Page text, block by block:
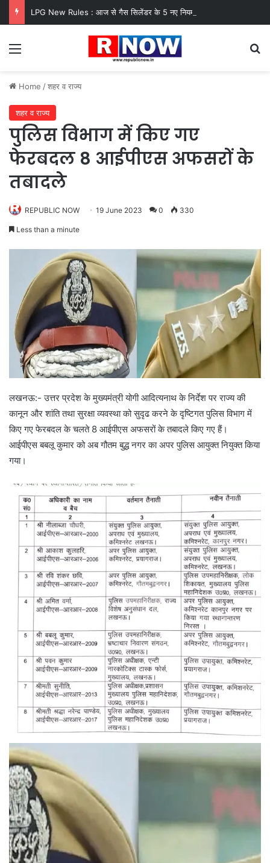
Menu
Home /शहर व राज्य
शहर व राज्य
पुलिस विभाग में किए गए
फेरबदल 8 आईपीएस अफसरों के
तबादले
REPUBLIC NOW 19 June 2023 0 330
Less than a minute
लखनऊ:- उत्तर प्रदेश के मुख्यमंत्री योगी आदित्यनाथ के निर्देश पर राज्य की
कानून और शांति तथा सुरक्षा व्यवस्था को सुदृढ करने के दृष्टिगत पुलिस विभाग में
किए गए फेरबदल के चलते 8 आईपीएस अफसरों के तबादले किए गए हैं।
आईपीएस बबलू कुमार को अब गौतम बुद्ध नगर का अपर पुलिस आयुक्त नियुक्त किया
गया।